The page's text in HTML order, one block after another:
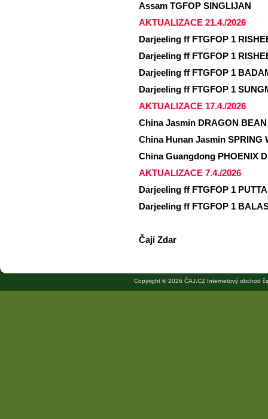
Assam TGFOP SINGLIJAN
AKTUALIZACE 21.4./2026
Darjeeling ff FTGFOP 1
Darjeeling ff FTGFOP 1
Darjeeling ff FTGFOP 1
Darjeeling ff FTGFOP 1
AKTUALIZACE 17.4./2026
China Jasmin DRAGON BEAN
China Hunan Jasmin SPRING
China Guangdong PHOENIX
AKTUALIZACE 7.4./2026
Darjeeling ff FTGFOP 1
Darjeeling ff FTGFOP 1
Čaji Zdar
Copyright © 2026 ČAJ.CZ Internetový obchod